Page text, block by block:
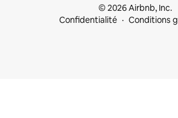
© 2026 Airbnb, Inc.
Confidentialité
Conditions